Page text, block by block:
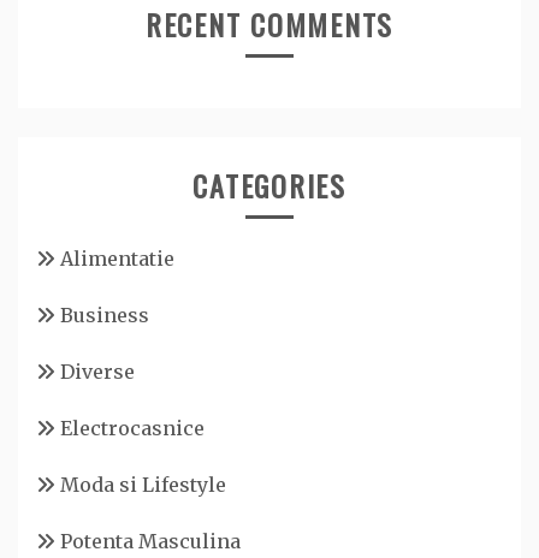
RECENT COMMENTS
CATEGORIES
Alimentatie
Business
Diverse
Electrocasnice
Moda si Lifestyle
Potenta Masculina